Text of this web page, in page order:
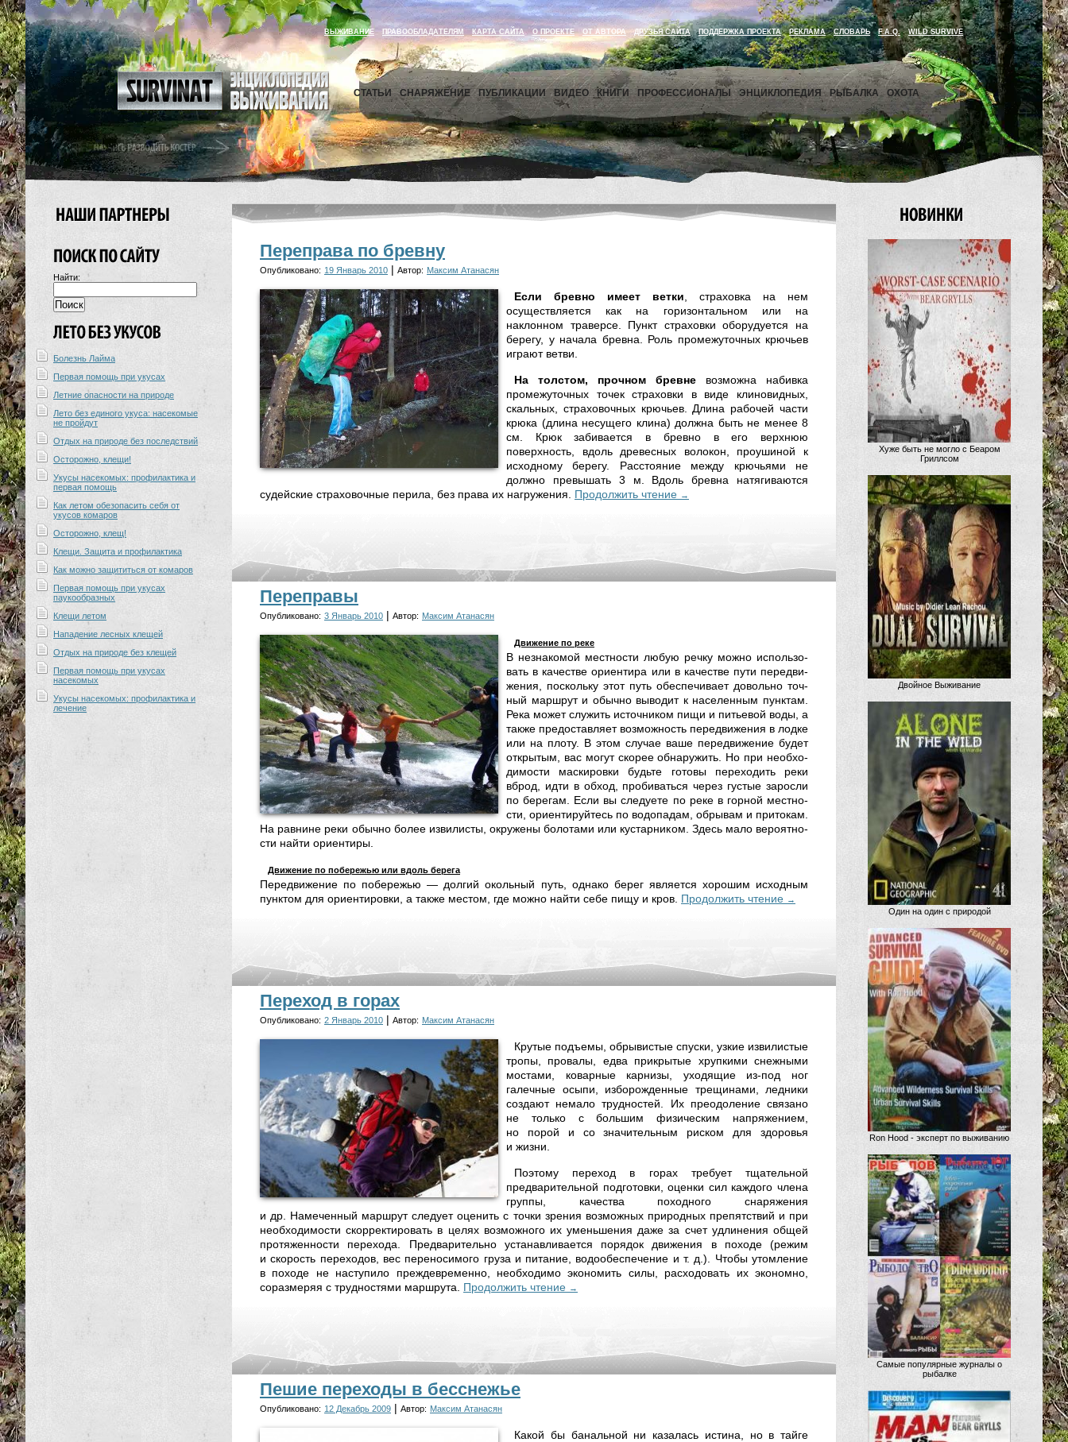
ВЫЖИВАНИЕ ПРАВООБЛАДАТЕЛЯМ КАРТА САЙТА О ПРОЕКТЕ ОТ АВТОРА ДРУЗЬЯ САЙТА ПОДДЕРЖКА ПРОЕКТА РЕКЛАМА СЛОВАРЬ F.A.Q. WILD SURVIVE
СТАТЬИ СНАРЯЖЕНИЕ ПУБЛИКАЦИИ ВИДЕО КНИГИ ПРОФЕССИОНАЛЫ ЭНЦИКЛОПЕДИЯ РЫБАЛКА ОХОТА
Найти:
Болезнь Лайма
Первая помощь при укусах
Летние опасности на природе
Лето без единого укуса: насекомые
не пройдут
Отдых на природе без последствий
Осторожно, клещи!
Укусы насекомых: профилактика и
первая помощь
Как летом обезопасить себя от
укусов комаров
Осторожно, клещ!
Клещи. Защита и профилактика
Как можно защититься от комаров
Первая помощь при укусах
паукообразных
Клещи летом
Нападение лесных клещей
Отдых на природе без клещей
Первая помощь при укусах
насекомых
Укусы насекомых: профилактика и
лечение
Переправа по бревну
Опубликовано: 19 Январь 2010 | Автор: Максим Атанасян
Если бревно имеет ветки , страховка на нем
осуществляется как на горизонтальном или на
наклонном траверсе. Пункт страховки оборудуется на
берегу, у начала бревна. Роль промежуточных крючьев
играют ветви.
На толстом, прочном бревне возможна набивка
промежуточных точек страховки в виде клиновидных,
скальных, страховочных крючьев. Длина рабочей части
крюка (длина несущего клина) должна быть не менее 8
см. Крюк забивается в бревно в его верхнюю
поверхность, вдоль древесных волокон, проушиной к
исходному берегу. Расстояние между крючьями не
должно превышать 3 м. Вдоль бревна натягиваются
судейские страховочные перила, без права их нагружения. Продолжить чтение →
Переправы
Опубликовано: 3 Январь 2010 | Автор: Максим Атанасян
Дви­же­ние по ре­ке
В не­зна­ко­мой ме­ст­но­сти лю­бую реч­ку мож­но ис­поль­зо­
вать в ка­че­ст­ве ори­ен­ти­ра или в ка­че­ст­ве пу­ти пе­ре­дви­
же­ния, по­сколь­ку этот путь обес­пе­чи­ва­ет до­воль­но точ­
ный мар­шрут и обыч­но вы­во­дит к на­се­лен­ным пунк­там.
Ре­ка мо­жет слу­жить ис­точ­ни­ком пи­щи и пить­е­вой во­ды, а
так­же пре­дос­тав­ля­ет воз­мож­ность пе­ре­дви­же­ния в лод­ке
или на пло­ту. В этом слу­чае ва­ше пе­ре­дви­же­ние бу­дет
от­кры­тым, вас мо­гут ско­рее об­на­ру­жить. Но при не­об­хо­
ди­мо­сти мас­ки­ров­ки будь­те го­то­вы пе­ре­хо­дить ре­ки
вброд, ид­ти в об­ход, про­би­вать­ся че­рез гус­тые за­рос­ли
по бе­ре­гам. Ес­ли вы сле­дуе­те по ре­ке в гор­ной ме­ст­но­
сти, ори­ен­ти­руй­тесь по во­до­па­дам, об­ры­вам и при­то­кам.
На рав­ни­не ре­ки обыч­но бо­лее из­ви­ли­сты, ок­ру­же­ны бо­ло­та­ми или кус­тар­ни­ком. Здесь ма­ло ве­ро­ят­но­
сти най­ти ори­ен­ти­ры.
Дви­же­ние по по­бе­ре­жью или вдоль бе­ре­га
Пе­ре­дви­же­ние по по­бе­ре­жью — дол­гий околь­ный путь, од­на­ко бе­рег яв­ля­ет­ся хо­ро­шим ис­ход­ным
пунк­том для ори­ен­ти­ров­ки, а так­же ме­стом, где мож­но най­ти се­бе пи­щу и кров. Продолжить чтение →
Переход в горах
Опубликовано: 2 Январь 2010 | Автор: Максим Атанасян
Крутые подъемы, обрывистые спуски, узкие извилистые
тропы, провалы, едва прикрытые хрупкими снежными
мостами, коварные карнизы, уходящие из-под ног
галечные осыпи, изборожденные трещинами, ледники
создают немало трудностей. Их преодоление связано
не только с большим физическим напряжением,
но порой и со значительным риском для здоровья
и жизни.
Поэтому переход в горах требует тщательной
предварительной подготовки, оценки сил каждого члена
группы, качества походного снаряжения
и др. Намеченный маршрут следует оценить с точки зрения возможных природных препятствий и при
необходимости скорректировать в целях возможного их уменьшения даже за счет удлинения общей
протяженности перехода. Предварительно устанавливается порядок движения в походе (режим
и скорость переходов, вес переносимого груза и питание, водообеспечение и т. д.). Чтобы утомление
в походе не наступило преждевременно, необходимо экономить силы, расходовать их экономно,
соразмеряя с трудностями маршрута. Продолжить чтение →
Пешие переходы в бесснежье
Опубликовано: 12 Декабрь 2009 | Автор: Максим Атанасян
Какой бы банальной ни казалась истина, но в тайге
Хуже быть не могло с Беаром
Гриллсом
Двойное Выживание
Один на один с природой
Ron Hood - эксперт по выживанию
Самые популярные журналы о
рыбалке